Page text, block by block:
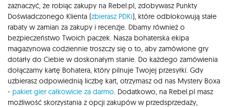
zaznaczyć, że robiąc zakupy na Rebel.pl, zdobywasz Punkty
Doświadczonego Klienta (zbierasz PDKi), które odblokowują stałe
rabaty w zamian za zakupy i recenzje. Dbamy również o
bezpieczeństwo Twoich paczek. Nasza bohaterska ekipa
magazynowa codziennie troszczy się o to, aby zamówione gry
dotarły do Ciebie w doskonałym stanie. Do każdego zamówienia
dołączamy kartę Bohatera, który pilnuje Twojej przesyłki. Gdy
uzbierasz odpowiednią liczbę kart, otrzymasz od nas Mystery Boxa
- pakiet gier całkowicie za darmo . Dodatkowo, na Rebel.pl masz
możliwość skorzystania z opcji zakupów w przedsprzedaży,